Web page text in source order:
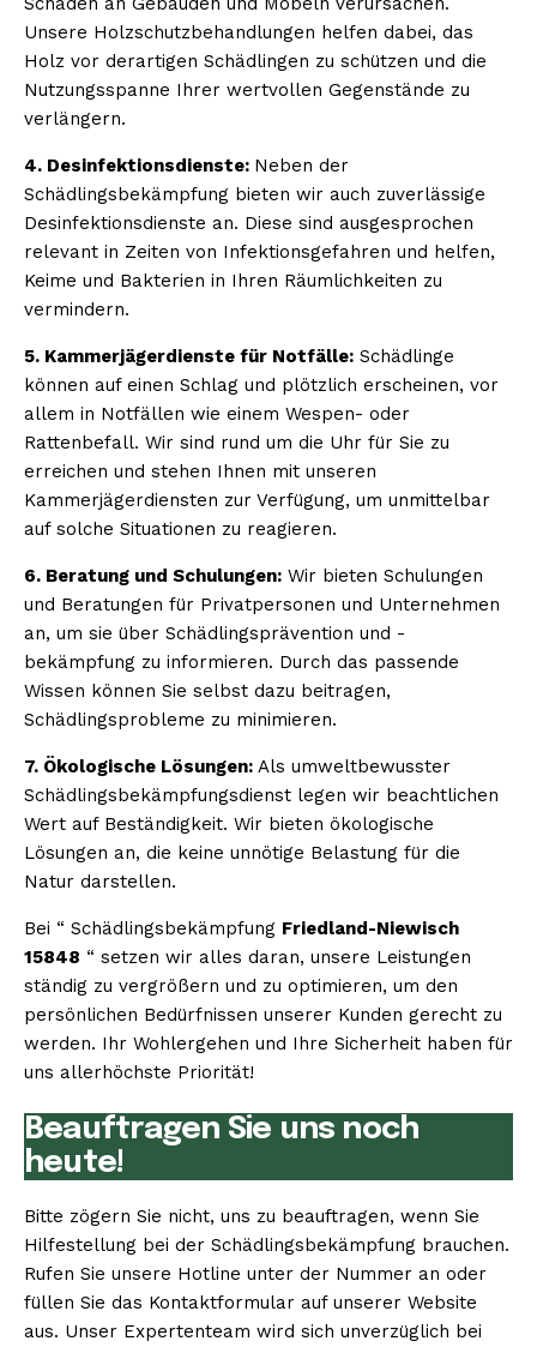
Unsere Holzschutzbehandlungen helfen dabei, das
Holz vor derartigen Schädlingen zu schützen und die
Nutzungsspanne Ihrer wertvollen Gegenstände zu
verlängern.
4. Desinfektionsdienste: Neben der
Schädlingsbekämpfung bieten wir auch zuverlässige
Desinfektionsdienste an. Diese sind ausgesprochen
relevant in Zeiten von Infektionsgefahren und helfen,
Keime und Bakterien in Ihren Räumlichkeiten zu
vermindern.
5. Kammerjägerdienste für Notfälle: Schädlinge
können auf einen Schlag und plötzlich erscheinen, vor
allem in Notfällen wie einem Wespen- oder
Rattenbefall. Wir sind rund um die Uhr für Sie zu
erreichen und stehen Ihnen mit unseren
Kammerjägerdiensten zur Verfügung, um unmittelbar
auf solche Situationen zu reagieren.
6. Beratung und Schulungen: Wir bieten Schulungen
und Beratungen für Privatpersonen und Unternehmen
an, um sie über Schädlingsprävention und -
bekämpfung zu informieren. Durch das passende
Wissen können Sie selbst dazu beitragen,
Schädlingsprobleme zu minimieren.
7. Ökologische Lösungen: Als umweltbewusster
Schädlingsbekämpfungsdienst legen wir beachtlichen
Wert auf Beständigkeit. Wir bieten ökologische
Lösungen an, die keine unnötige Belastung für die
Natur darstellen.
Bei “ Schädlingsbekämpfung Friedland-Niewisch
15848 “ setzen wir alles daran, unsere Leistungen
ständig zu vergrößern und zu optimieren, um den
persönlichen Bedürfnissen unserer Kunden gerecht zu
werden. Ihr Wohlergehen und Ihre Sicherheit haben für
uns allerhöchste Priorität!
Beauftragen Sie uns noch
heute!
Bitte zögern Sie nicht, uns zu beauftragen, wenn Sie
Hilfestellung bei der Schädlingsbekämpfung brauchen.
Rufen Sie unsere Hotline unter der Nummer an oder
füllen Sie das Kontaktformular auf unserer Website
aus. Unser Expertenteam wird sich unverzüglich bei